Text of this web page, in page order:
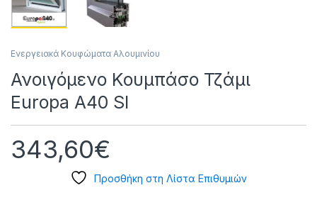
Ενεργειακά Κουφώματα Αλουμινίου
Ανοιγόμενο Κουμπάσο Τζάμι
Europa A40 SI
343,60€
Προσθήκη στη Λίστα Επιθυμιών